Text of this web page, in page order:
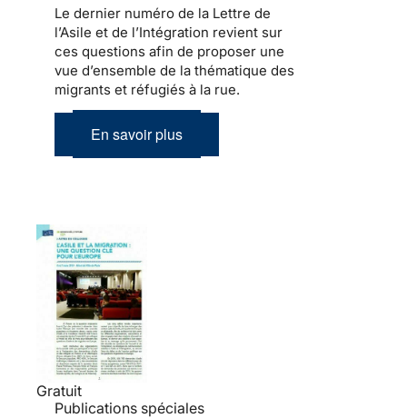
Le dernier numéro de la Lettre de
l’Asile et de l’Intégration revient sur
ces questions afin de proposer une
vue d’ensemble de la thématique des
migrants et réfugiés à la rue.
En savoir plus
Gratuit
Publications spéciales